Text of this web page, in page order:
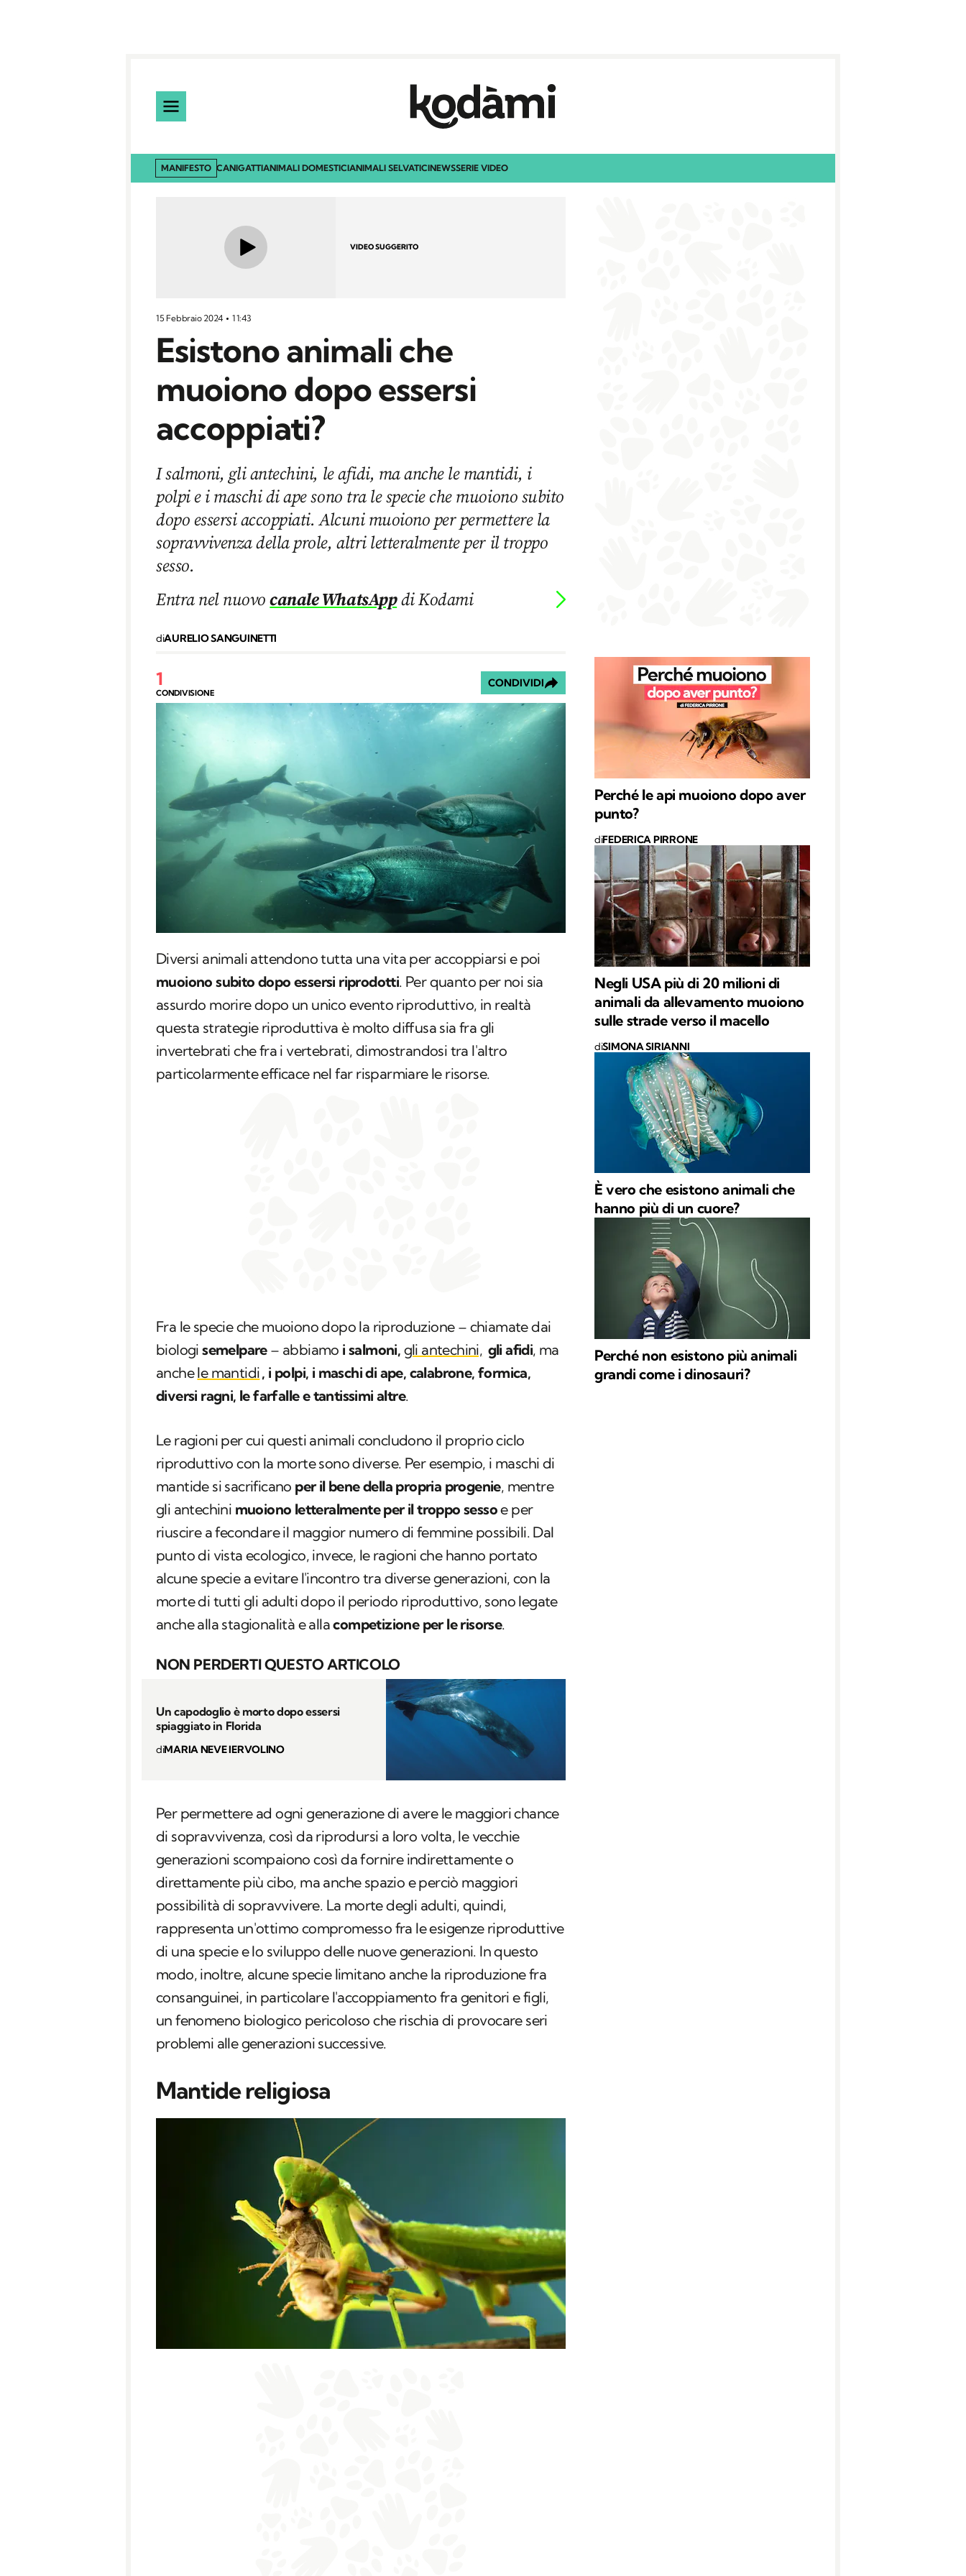
MANIFESTO CANIGATTIANIMALI DOMESTICIANIMALI SELVATICINEWSSERIE VIDEO
VIDEO SUGGERITO
15 Febbraio 2024 11:43
Esistono animali che
muoiono dopo essersi
accoppiati?
I salmoni, gli antechini, le afidi, ma anche le mantidi, i
polpi e i maschi di ape sono tra le specie che muoiono subito
dopo essersi accoppiati. Alcuni muoiono per permettere la
sopravvivenza della prole, altri letteralmente per il troppo
sesso.
Entra nel nuovocanale WhatsAppdi Kodami
diAURELIO SANGUINETTI
1
CONDIVISIONE
CONDIVIDI
Diversi animali attendono tutta una vita per accoppiarsi e poi
muoiono subito dopo essersi riprodotti. Per quanto per noi sia
assurdo morire dopo un unico evento riproduttivo, in realtà
questa strategie riproduttiva è molto diffusa sia fra gli
invertebrati che fra i vertebrati, dimostrandosi tra l'altro
particolarmente efficace nel far risparmiare le risorse.
Fra le specie che muoiono dopo la riproduzione – chiamate dai
biologisemelpare– abbiamo i salmoni, gli antechini, gli afidi, ma
anchele mantidi, i polpi, i maschi di ape, calabrone, formica,
diversi ragni, le farfalle e tantissimi altre.
Le ragioni per cui questi animali concludono il proprio ciclo
riproduttivo con la morte sono diverse. Per esempio, i maschi di
mantide si sacrificano per il bene della propria progenie, mentre
gli antechini muoiono letteralmente per il troppo sessoe per
riuscire a fecondare il maggior numero di femmine possibili. Dal
punto di vista ecologico, invece, le ragioni che hanno portato
alcune specie a evitare l'incontro tra diverse generazioni, con la
morte di tutti gli adulti dopo il periodo riproduttivo, sono legate
anche alla stagionalità e allacompetizione per le risorse.
NON PERDERTI QUESTO ARTICOLO
Un capodoglio è morto dopo essersi
spiaggiato in Florida
diMARIA NEVE IERVOLINO
Per permettere ad ogni generazione di avere le maggiori chance
di sopravvivenza, così da riprodursi a loro volta, le vecchie
generazioni scompaiono così da fornire indirettamente o
direttamente più cibo, ma anche spazio e perciò maggiori
possibilità di sopravvivere. La morte degli adulti, quindi,
rappresenta un'ottimo compromesso fra le esigenze riproduttive
di una specie e lo sviluppo delle nuove generazioni. In questo
modo, inoltre, alcune specie limitano anche la riproduzione fra
consanguinei, in particolare l'accoppiamento fra genitori e figli,
un fenomeno biologico pericoloso che rischia di provocare seri
problemi alle generazioni successive.
Mantide religiosa
Perché le api muoiono dopo aver
punto?
diFEDERICA PIRRONE
Negli USA più di 20 milioni di
animali da allevamento muoiono
sulle strade verso il macello
diSIMONA SIRIANNI
È vero che esistono animali che
hanno più di un cuore?
Perché non esistono più animali
grandi come i dinosauri?